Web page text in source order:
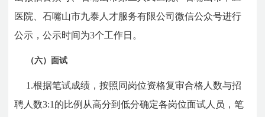
医院、石嘴山市九泰人才服务有限公司微信公众号进行
公示，公示时间为3个工作日。
（六）面试
1.根据笔试成绩，按照同岗位资格复审合格人数与招
聘人数3:1的比例从高分到低分确定各岗位面试人员，笔